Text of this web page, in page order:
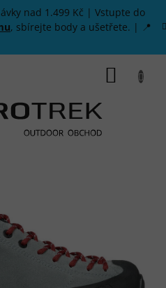
nad 1.499 Kč | Vstupte do
, sbírejte body a ušetřete. | 📍